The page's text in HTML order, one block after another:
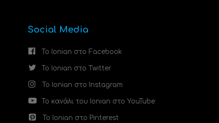
Social Media
Το Ionian στο Facebook
Το Ionian στο Twitter
Το Ionian στο Instagram
Το κανάλι του Ionian στο YouTube
Το Ionian στο Pinterest